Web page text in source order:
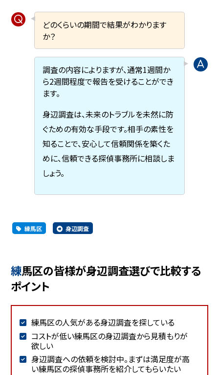
どのくらいの期間で結果がわかります
か？
調査の内容によりますが、通常1週間か
ら2週間程度で報告を受けることができ
ます。
身辺調査は、未来のトラブルを未然に防
ぐための有効な手段です。相手の素性を
知ることで、安心して信頼関係を築くた
めに、信頼できる探偵事務所に相談しま
しょう。
練馬区 身辺調査
練馬区の皆様が身辺調査選びで比較する
ポイント
練馬区の人気がある身辺調査を探している
コストが低い練馬区の身辺調査から見積もりが
欲しい
身辺調査への依頼を検討中。まずは満足度が高
い練馬区の探偵事務所を紹介してもらいたい